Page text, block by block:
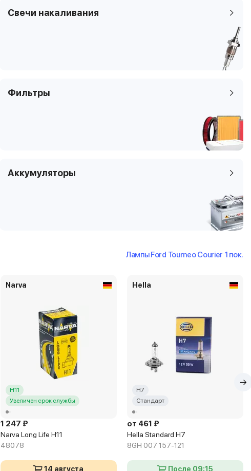
Свечи накаливания
Фильтры
Аккумуляторы
Лампы Ford Tourneo Courier 1 пок.
Narva
H11
Увеличен срок службы
1 247 ₽
Narva Long Life H11
48078
14 августа
Hella
H7
Стандарт
от 461 ₽
Hella Standard H7
8GH 007 157-121
После 09:15